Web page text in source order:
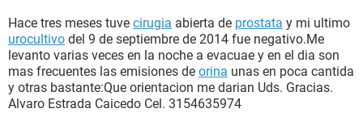
BIENESTAR
SEXUALIDAD
GLOSARIO
Hace tres meses tuve cirugia abierta de prostata y mi ultimo
urocultivo del 9 de septiembre de 2014 fue negativo.Me
levanto varias veces en la noche a evacuae y en el dia son
mas frecuentes las emisiones de orina unas en poca cantida
y otras bastante:Que orientacion me darian Uds. Gracias.
Alvaro Estrada Caicedo Cel. 3154635974